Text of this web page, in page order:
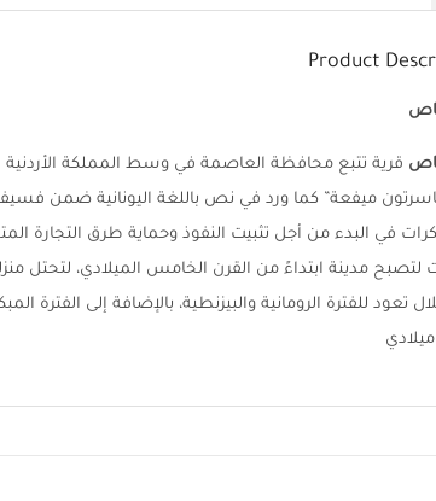
Product
قرية تتبع محافظة العاصمة في وسط المملكة الأردنية
ميفعة” كما ورد في نص باللغة اليونانية ضمن
في البدء من أجل تثبيت النفوذ وحماية طرق التجارة
لتصبح مدينة ابتداءً من القرن الخامس الميلادي، لتحتل
تعود للفترة الرومانية والبيزنطية، بالإضافة إلى الفترة